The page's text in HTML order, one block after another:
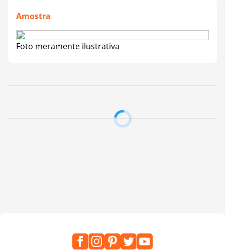
Amostra
Foto meramente ilustrativa